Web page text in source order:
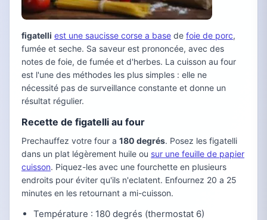
figatelli est une saucisse corse a base de foie de porc,
fumée et seche. Sa saveur est prononcée, avec des
notes de foie, de fumée et d'herbes. La cuisson au four
est l'une des méthodes les plus simples : elle ne
nécessité pas de surveillance constante et donne un
résultat régulier.
Recette de figatelli au four
Prechauffez votre four a 180 degrés. Posez les figatelli
dans un plat légèrement huile ou sur une feuille de papier
cuisson. Piquez-les avec une fourchette en plusieurs
endroits pour éviter qu'ils n'eclatent. Enfournez 20 a 25
minutes en les retournant a mi-cuisson.
Température : 180 degrés (thermostat 6)